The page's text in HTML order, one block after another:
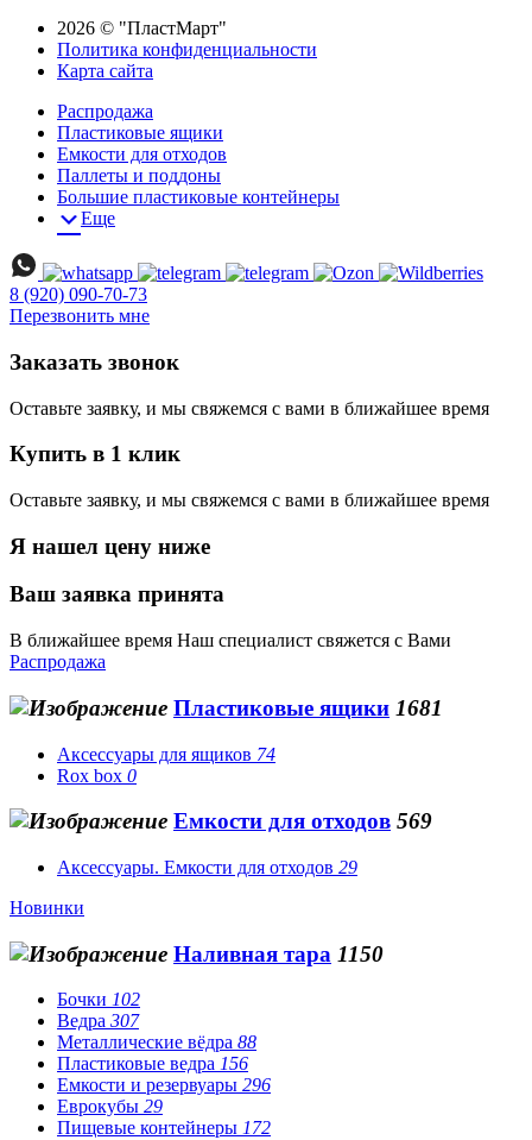
2026 © "ПластМарт"
Политика конфиденциальности
Карта сайта
Распродажа
Пластиковые ящики
Емкости для отходов
Паллеты и поддоны
Большие пластиковые контейнеры
Еще
8 (920) 090-70-73
Перезвонить мне
Заказать звонок
Оставьте заявку, и мы свяжемся с вами в ближайшее время
Купить в 1 клик
Оставьте заявку, и мы свяжемся с вами в ближайшее время
Я нашел цену ниже
Ваш заявка принята
В ближайшее время Наш специалист свяжется с Вами
Распродажа
Пластиковые ящики 1681
Аксессуары для ящиков 74
Rox box 0
Емкости для отходов 569
Аксессуары. Емкости для отходов 29
Новинки
Наливная тара 1150
Бочки 102
Ведра 307
Металлические вёдра 88
Пластиковые ведра 156
Емкости и резервуары 296
Еврокубы 29
Пищевые контейнеры 172